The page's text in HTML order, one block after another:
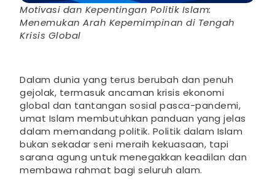
Motivasi dan Kepentingan Politik Islam:
Menemukan Arah Kepemimpinan di Tengah
Krisis Global
Dalam dunia yang terus berubah dan penuh
gejolak, termasuk ancaman krisis ekonomi
global dan tantangan sosial pasca-pandemi,
umat Islam membutuhkan panduan yang jelas
dalam memandang politik. Politik dalam Islam
bukan sekadar seni meraih kekuasaan, tapi
sarana agung untuk menegakkan keadilan dan
membawa rahmat bagi seluruh alam.